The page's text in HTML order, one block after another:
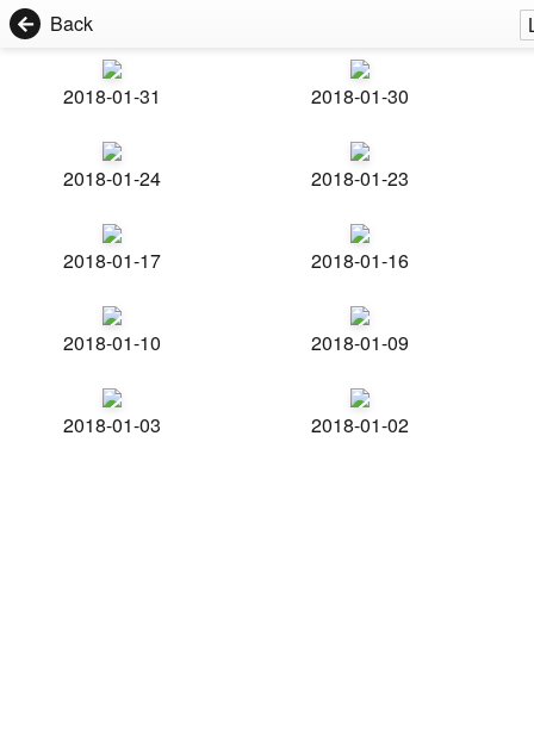
Back
2018-01-31 2018-01-30
2018-01-24 2018-01-23
2018-01-17 2018-01-16
2018-01-10 2018-01-09
2018-01-03 2018-01-02